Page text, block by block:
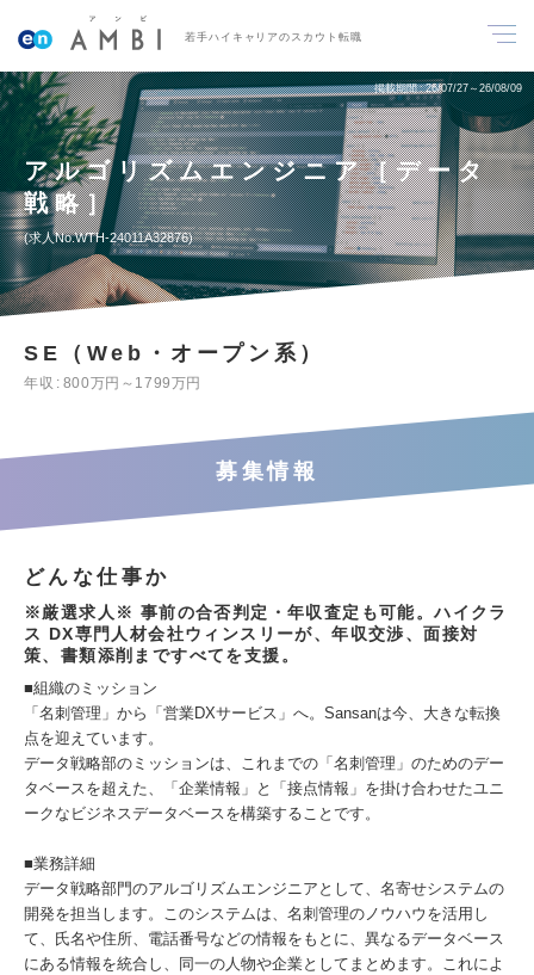
若手ハイキャリアのスカウト転職
掲載期間 26/07/27～26/08/09
アルゴリズムエンジニア［データ
戦略］
求人No.WTH-24011A32876
SE（Web・オープン系）
年収 800万円～1799万円
募集情報
どんな仕事か
※厳選求人※ 事前の合否判定・年収査定も可能。ハイクラ
ス DX専門人材会社ウィンスリーが、年収交渉、面接対
策、書類添削まですべてを支援。
■組織のミッション
「名刺管理」から「営業DXサービス」へ。Sansanは今、大きな転換
点を迎えています。
データ戦略部のミッションは、これまでの「名刺管理」のためのデー
タベースを超えた、「企業情報」と「接点情報」を掛け合わせたユニ
ークなビジネスデータベースを構築することです。
■業務詳細
データ戦略部門のアルゴリズムエンジニアとして、名寄せシステムの
開発を担当します。このシステムは、名刺管理のノウハウを活用し
て、氏名や住所、電話番号などの情報をもとに、異なるデータベース
にある情報を統合し、同一の人物や企業としてまとめます。これによ